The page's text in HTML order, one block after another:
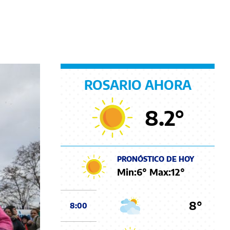
ROSARIO AHORA
8.2°
PRONÓSTICO DE HOY
Min:6° Max:12°
8:00 8°